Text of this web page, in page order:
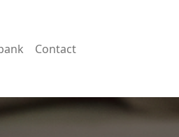
Contact